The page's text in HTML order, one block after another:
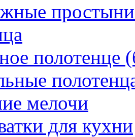
полотенце
мелочи
для кухни